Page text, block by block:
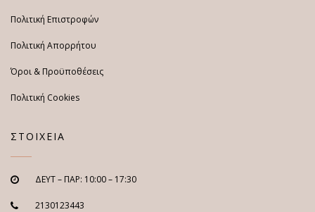
Πολιτική Επιστροφών
Πολιτική Απορρήτου
Όροι & Προϋποθέσεις
Πολιτική Cookies
ΣΤΟΙΧΕΙΑ
ΔΕΥΤ – ΠΑΡ: 10:00 – 17:30
2130123443